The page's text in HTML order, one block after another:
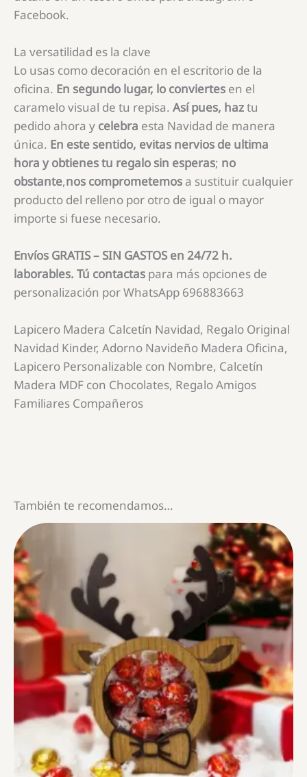
Facebook.
La versatilidad es la clave
Lo usas como decoración en el escritorio de la
oficina. En segundo lugar, lo conviertes en el
caramelo visual de tu repisa. Así pues, haztu
pedido ahora y celebra esta Navidad de manera
única. En este sentido, evitas nervios de ultima
hora y obtienes tu regalo sin esperas; no
obstante,nos comprometemos a sustituir cualquier
producto del relleno por otro de igual o mayor
importe si fuese necesario.
Envíos GRATIS – SIN GASTOS en 24/72 h.
laborables. Tú contactas para más opciones de
personalización por WhatsApp 696883663
Lapicero Madera Calcetín Navidad, Regalo Original
Navidad Kinder, Adorno Navideño Madera Oficina,
Lapicero Personalizable con Nombre, Calcetín
Madera MDF con Chocolates, Regalo Amigos
Familiares Compañeros
También te recomendamos…